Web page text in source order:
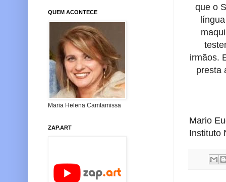
que o
irmãos.
presta
Mario
Instituto
QUEM ACONTECE
Maria Helena Camtamissa
ZAP.ART